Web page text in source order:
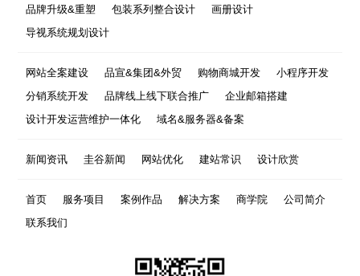
品牌升级&重塑
包装系列整合设计
画册设计
导视系统规划设计
网站全案建设 品宣&集团&外贸 购物商城开发
小程序开发
分销系统开发
品牌线上线下联合推广
企业邮箱搭建
设计开发运营维护一体化
域名&服务器&备案
新闻资讯 圭谷新闻 网站优化 建站常识 设计欣赏
首页 服务项目 案例作品 解决方案 商学院
公司简介
联系我们